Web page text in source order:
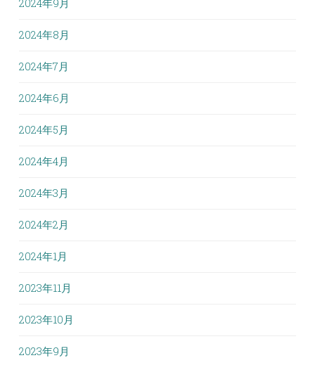
2024年9月
2024年8月
2024年7月
2024年6月
2024年5月
2024年4月
2024年3月
2024年2月
2024年1月
2023年11月
2023年10月
2023年9月